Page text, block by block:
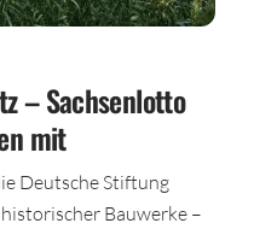
– Sachsenlotto
mit
Deutsche Stiftung
Bauwerke –